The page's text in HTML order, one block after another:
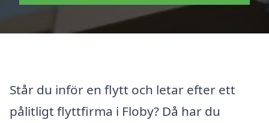
Står du inför en flytt och letar efter ett
pålitligt flyttfirma i Floby? Då har du